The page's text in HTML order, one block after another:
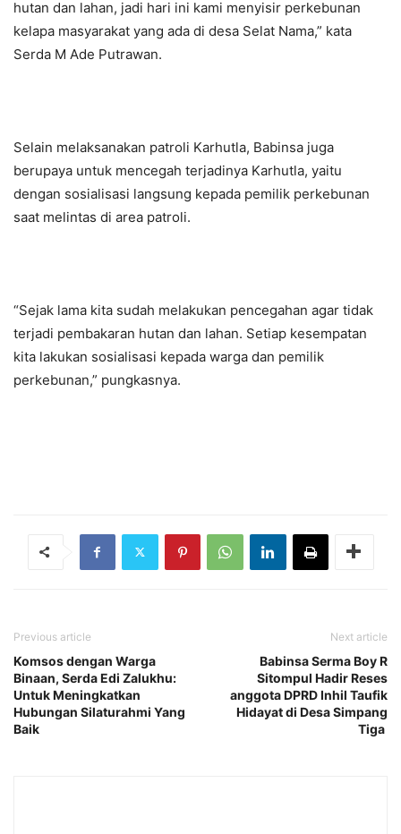
hutan dan lahan, jadi hari ini kami menyisir perkebunan
kelapa masyarakat yang ada di desa Selat Nama,” kata
Serda M Ade Putrawan.
Selain melaksanakan patroli Karhutla, Babinsa juga
berupaya untuk mencegah terjadinya Karhutla, yaitu
dengan sosialisasi langsung kepada pemilik perkebunan
saat melintas di area patroli.
“Sejak lama kita sudah melakukan pencegahan agar tidak
terjadi pembakaran hutan dan lahan. Setiap kesempatan
kita lakukan sosialisasi kepada warga dan pemilik
perkebunan,” pungkasnya.
Previous article
Komsos dengan Warga
Binaan, Serda Edi Zalukhu:
Untuk Meningkatkan
Hubungan Silaturahmi Yang
Baik
Next article
Babinsa Serma Boy R
Sitompul Hadir Reses
anggota DPRD Inhil Taufik
Hidayat di Desa Simpang
Tiga